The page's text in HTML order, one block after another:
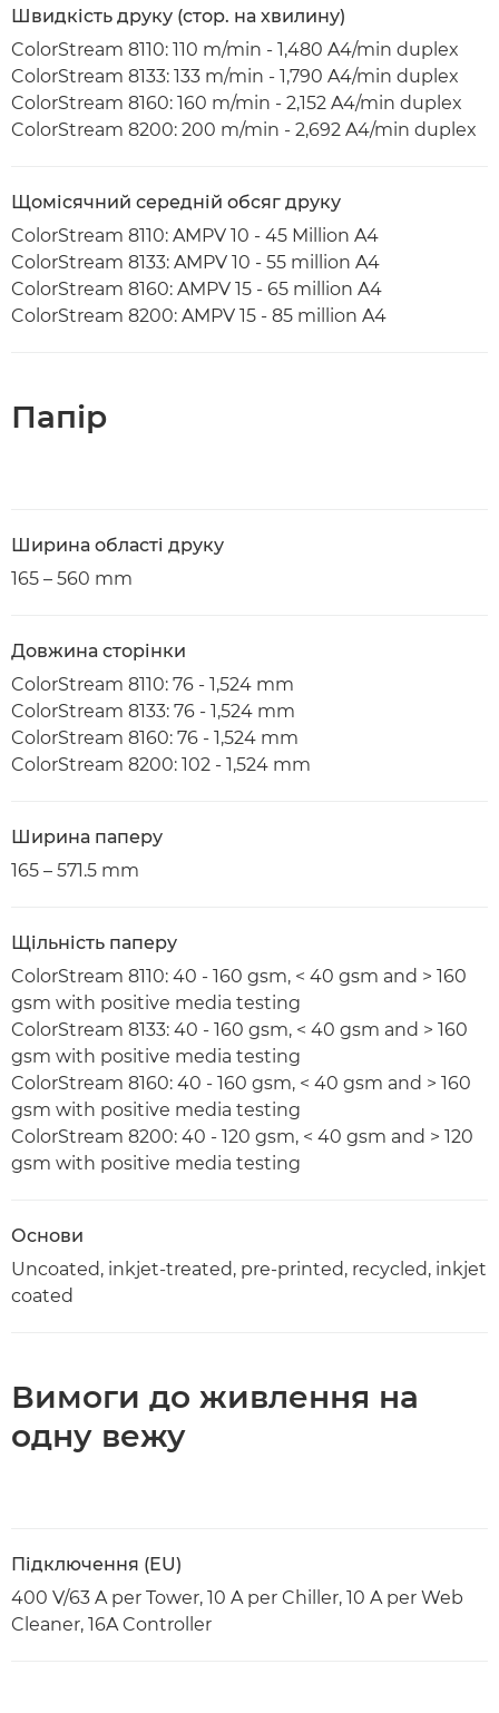
Швидкість друку (стор. на хвилину)
ColorStream 8110: 110 m/min - 1,480 A4/min duplex
ColorStream 8133: 133 m/min - 1,790 A4/min duplex
ColorStream 8160: 160 m/min - 2,152 A4/min duplex
ColorStream 8200: 200 m/min - 2,692 A4/min duplex
Щомісячний середній обсяг друку
ColorStream 8110: AMPV 10 - 45 Million A4
ColorStream 8133: AMPV 10 - 55 million A4
ColorStream 8160: AMPV 15 - 65 million A4
ColorStream 8200: AMPV 15 - 85 million A4
Папір
Ширина області друку
165 – 560 mm
Довжина сторінки
ColorStream 8110: 76 - 1,524 mm
ColorStream 8133: 76 - 1,524 mm
ColorStream 8160: 76 - 1,524 mm
ColorStream 8200: 102 - 1,524 mm
Ширина паперу
165 – 571.5 mm
Щільність паперу
ColorStream 8110: 40 - 160 gsm, < 40 gsm and > 160
gsm with positive media testing
ColorStream 8133: 40 - 160 gsm, < 40 gsm and > 160
gsm with positive media testing
ColorStream 8160: 40 - 160 gsm, < 40 gsm and > 160
gsm with positive media testing
ColorStream 8200: 40 - 120 gsm, < 40 gsm and > 120
gsm with positive media testing
Основи
Uncoated, inkjet-treated, pre-printed, recycled, inkjet
coated
Вимоги до живлення на
одну вежу
Підключення (EU)
400 V/63 A per Tower, 10 A per Chiller, 10 A per Web
Cleaner, 16A Controller